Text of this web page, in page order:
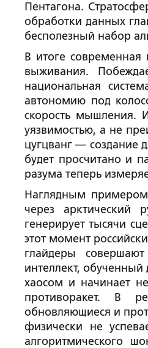
Пентагона.
обработки данных
бесполезный набор
В итоге современная
выживания.
национальная
автономию под
скорость мышления.
уязвимостью, а не
цугцванг — создание
будет просчитано и
разума теперь
Наглядным примером
через арктический
генерирует тысячи
этот момент
глайдеры
интеллект,
хаосом и начинает
противоракет. В
обновляющиеся и
физически не
алгоритмического